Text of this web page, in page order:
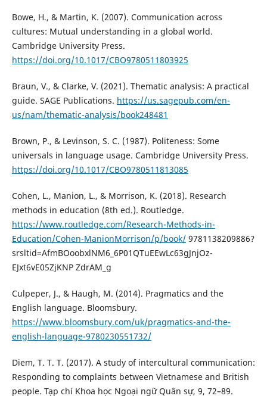
Bowe, H., & Martin, K. (2007). Communication across
cultures: Mutual understanding in a global world.
Cambridge University Press.
https://doi.org/10.1017/CBO9780511803925
Braun, V., & Clarke, V. (2021). Thematic analysis: A practical
guide. SAGE Publications. https://us.sagepub.com/en-
us/nam/thematic-analysis/book248481
Brown, P., & Levinson, S. C. (1987). Politeness: Some
universals in language usage. Cambridge University Press.
https://doi.org/10.1017/CBO9780511813085
Cohen, L., Manion, L., & Morrison, K. (2018). Research
methods in education (8th ed.). Routledge.
https://www.routledge.com/Research-Methods-in-
Education/Cohen-ManionMorrison/p/book/9781138209886?
srsltid=AfmBOoobxlNM6_6P01QTuEEwLc63gJnjOz-
EJxt6vE05ZjKNP ZdrAM_g
Culpeper, J., & Haugh, M. (2014). Pragmatics and the
English language. Bloomsbury.
https://www.bloomsbury.com/uk/pragmatics-and-the-
english-language-9780230551732/
Diem, T. T. T. (2017). A study of intercultural communication:
Responding to complaints between Vietnamese and British
people. Tạp chí Khoa học Ngoại ngữ Quân sự, 9, 72–89.